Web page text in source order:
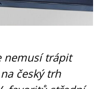
nemusí trápit
český trh